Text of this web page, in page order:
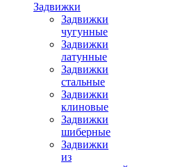
Задвижки
Задвижки
чугунные
Задвижки
латунные
Задвижки
стальные
Задвижки
клиновые
Задвижки
шиберные
Задвижки
из